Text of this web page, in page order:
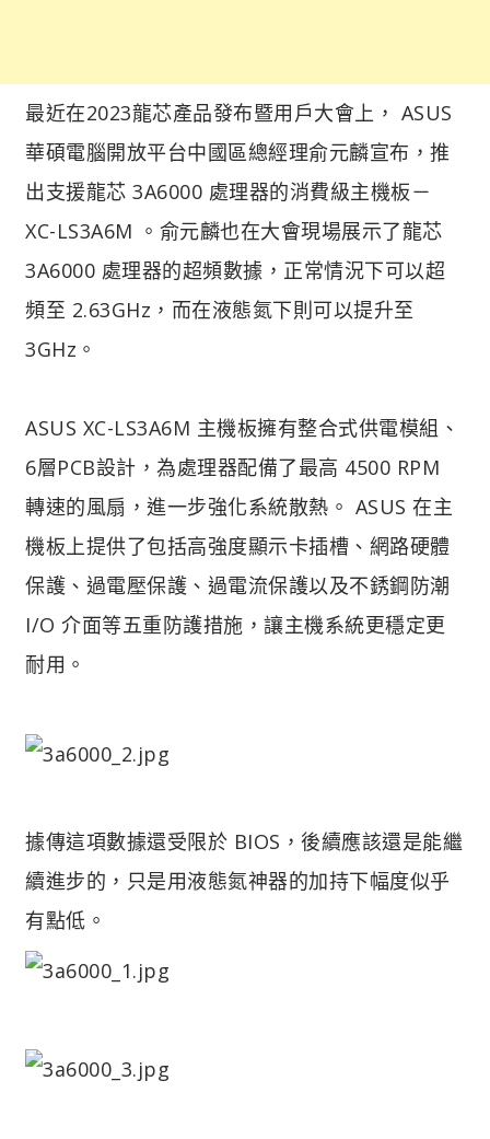
最近在2023龍芯產品發布暨用戶大會上， ASUS
華碩電腦開放平台中國區總經理俞元麟宣布，推
出支援龍芯 3A6000 處理器的消費級主機板－
XC-LS3A6M 。俞元麟也在大會現場展示了龍芯
3A6000 處理器的超頻數據，正常情況下可以超
頻至 2.63GHz，而在液態氮下則可以提升至
3GHz。
ASUS XC-LS3A6M 主機板擁有整合式供電模組、
6層PCB設計，為處理器配備了最高 4500 RPM
轉速的風扇，進一步強化系統散熱。 ASUS 在主
機板上提供了包括高強度顯示卡插槽、網路硬體
保護、過電壓保護、過電流保護以及不銹鋼防潮
I/O 介面等五重防護措施，讓主機系統更穩定更
耐用。
據傳這項數據還受限於 BIOS，後續應該還是能繼
續進步的，只是用液態氮神器的加持下幅度似乎
有點低。